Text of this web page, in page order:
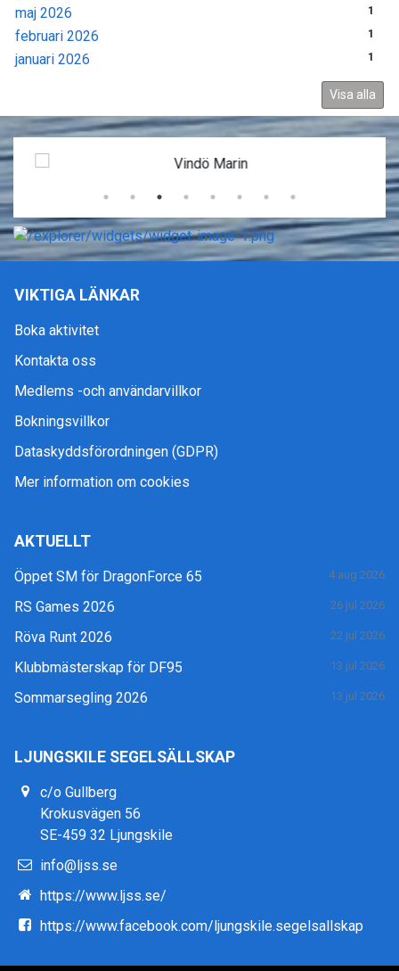
maj 2026 1
februari 2026 1
januari 2026 1
Visa alla
VIKTIGA LÄNKAR
Boka aktivitet
Kontakta oss
Medlems -och användarvillkor
Bokningsvillkor
Dataskyddsförordningen (GDPR)
Mer information om cookies
AKTUELLT
Öppet SM för DragonForce 65 4 aug 2026
RS Games 2026 26 jul 2026
Röva Runt 2026 22 jul 2026
Klubbmästerskap för DF95 13 jul 2026
Sommarsegling 2026 13 jul 2026
LJUNGSKILE SEGELSÄLLSKAP
c/o Gullberg
Krokusvägen 56
SE-459 32 Ljungskile
info@ljss.se
https://www.ljss.se/
https://www.facebook.com/ljungskile.segelsallskap